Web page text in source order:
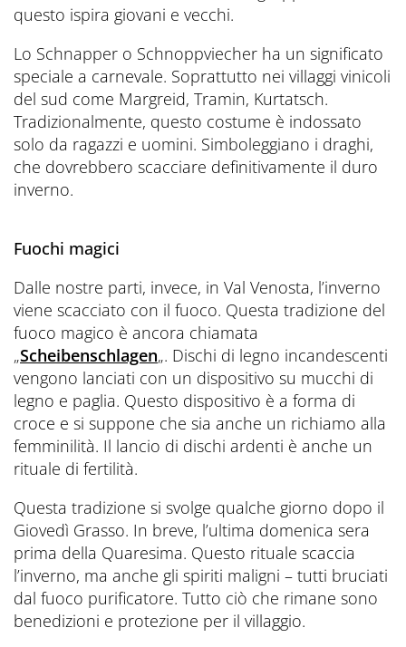
questo ispira giovani e vecchi.
Lo Schnapper o Schnoppviecher ha un significato
speciale a carnevale. Soprattutto nei villaggi vinicoli
del sud come Margreid, Tramin, Kurtatsch.
Tradizionalmente, questo costume è indossato
solo da ragazzi e uomini. Simboleggiano i draghi,
che dovrebbero scacciare definitivamente il duro
inverno.
Fuochi magici
Dalle nostre parti, invece, in Val Venosta, l’inverno
viene scacciato con il fuoco. Questa tradizione del
fuoco magico è ancora chiamata
„Scheibenschlagen„. Dischi di legno incandescenti
vengono lanciati con un dispositivo su mucchi di
legno e paglia. Questo dispositivo è a forma di
croce e si suppone che sia anche un richiamo alla
femminilità. Il lancio di dischi ardenti è anche un
rituale di fertilità.
Questa tradizione si svolge qualche giorno dopo il
Giovedì Grasso. In breve, l’ultima domenica sera
prima della Quaresima. Questo rituale scaccia
l’inverno, ma anche gli spiriti maligni – tutti bruciati
dal fuoco purificatore. Tutto ciò che rimane sono
benedizioni e protezione per il villaggio.